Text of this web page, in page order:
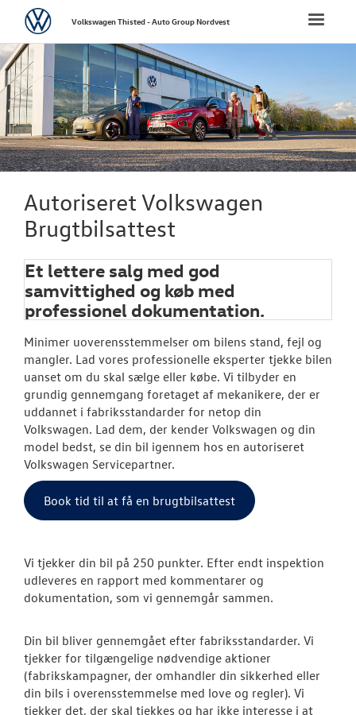
NYE
NYE VAREBILER
Koncepter og
Reservedele
Service 5+
Toggle
VolkswagenVolkswagen Thisted - Auto Group Nordvest
Autoriseret Volkswagen
Brugtbilsattest
Et lettere salg med god
samvittighed og køb med
professionel dokumentation.
Minimer uoverensstemmelser om bilens stand, fejl og
mangler. Lad vores professionelle eksperter tjekke bilen
uanset om du skal sælge eller købe. Vi tilbyder en
grundig gennemgang foretaget af mekanikere, der er
uddannet i fabriksstandarder for netop din
Volkswagen. Lad dem, der kender Volkswagen og din
model bedst, se din bil igennem hos en autoriseret
Volkswagen Servicepartner.
Book tid til at få en brugtbilsattest
Vi tjekker din bil på 250 punkter. Efter endt inspektion
udleveres en rapport med kommentarer og
dokumentation, som vi gennemgår sammen.
Din bil bliver gennemgået efter fabriksstandarder. Vi
tjekker for tilgængelige nødvendige aktioner
(fabrikskampagner, der omhandler din sikkerhed eller
din bils i overensstemmelse med love og regler). Vi
tjekker det, der skal tjekkes og har ikke interesse i at